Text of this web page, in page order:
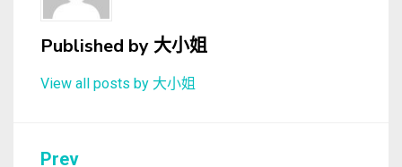
Published by大小姐
View all posts by 大小姐
Prev